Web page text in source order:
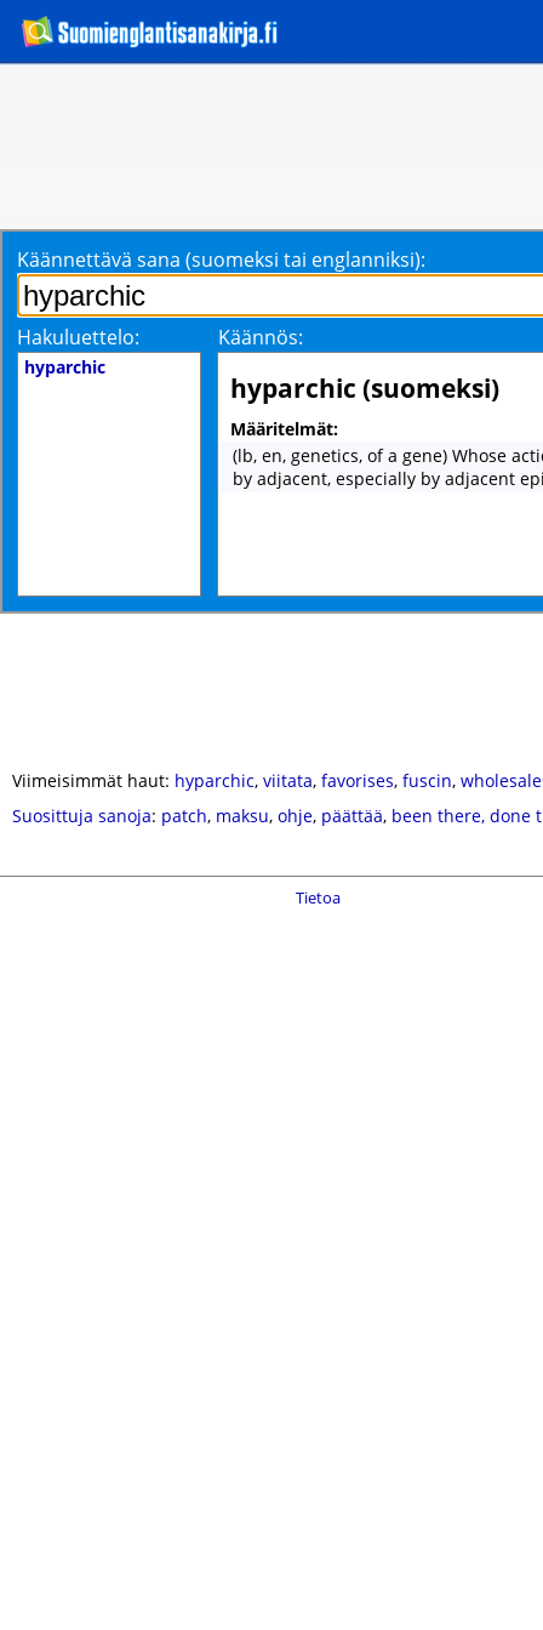
Käännettävä sana (suomeksi tai englanniksi):
Hakuluettelo: Käännös:
hyparchic
hyparchic (suomeksi)
Määritelmät:
(lb, en, genetics, of a gene) Whose
by adjacent, especially by adjacent
Viimeisimmät haut: hyparchic, viitata, favorises, fuscin,
Suosittuja sanoja: patch, maksu, ohje, päättää, been there, done
Tietoa